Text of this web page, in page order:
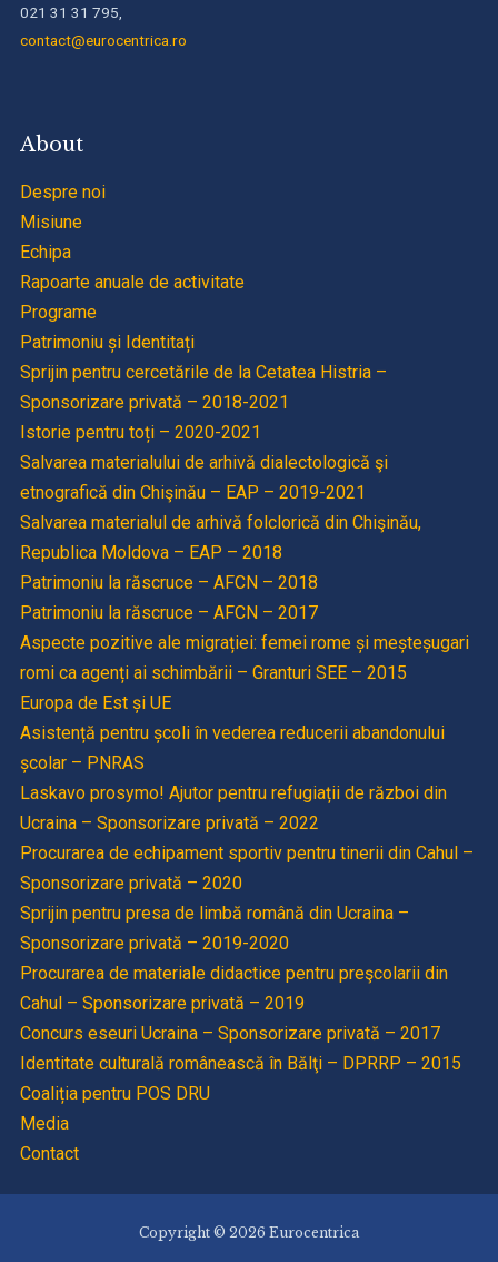
021 31 31 795,
contact@eurocentrica.ro
About
Despre noi
Misiune
Echipa
Rapoarte anuale de activitate
Programe
Patrimoniu și Identitați
Sprijin pentru cercetările de la Cetatea Histria –
Sponsorizare privată – 2018-2021
Istorie pentru toți – 2020-2021
Salvarea materialului de arhivă dialectologică şi
etnografică din Chişinău – EAP – 2019-2021
Salvarea materialul de arhivă folclorică din Chişinău,
Republica Moldova – EAP – 2018
Patrimoniu la răscruce – AFCN – 2018
Patrimoniu la răscruce – AFCN – 2017
Aspecte pozitive ale migrației: femei rome și meșteșugari
romi ca agenți ai schimbării – Granturi SEE – 2015
Europa de Est și UE
Asistență pentru școli în vederea reducerii abandonului
școlar – PNRAS
Laskavo prosymo! Ajutor pentru refugiații de război din
Ucraina – Sponsorizare privată – 2022
Procurarea de echipament sportiv pentru tinerii din Cahul –
Sponsorizare privată – 2020
Sprijin pentru presa de limbă română din Ucraina –
Sponsorizare privată – 2019-2020
Procurarea de materiale didactice pentru preşcolarii din
Cahul – Sponsorizare privată – 2019
Concurs eseuri Ucraina – Sponsorizare privată – 2017
Identitate culturală românească în Bălţi – DPRRP – 2015
Coaliția pentru POS DRU
Media
Contact
Copyright © 2026 Eurocentrica